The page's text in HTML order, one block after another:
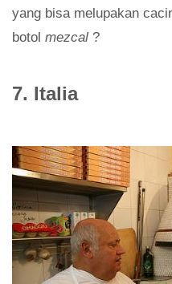
yang bisa melupakan
botol mezcal ?
7. Italia